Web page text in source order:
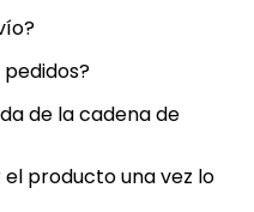
de la cadena de
producto una vez lo